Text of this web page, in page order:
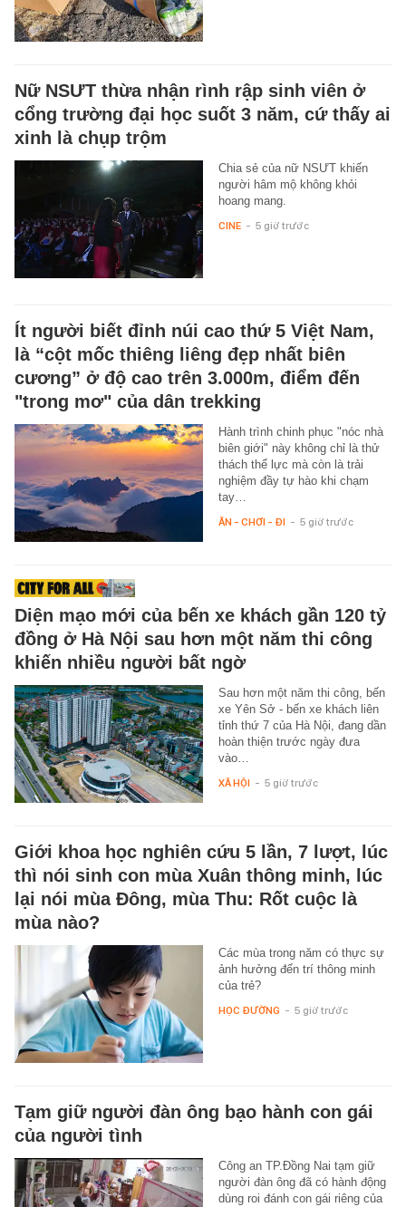
Nữ NSƯT thừa nhận rình rập sinh viên ở
cổng trường đại học suốt 3 năm, cứ thấy ai
xinh là chụp trộm
Chia sẻ của nữ NSƯT khiến
người hâm mộ không khỏi
hoang mang.
CINE - 5 giờ trước
Ít người biết đỉnh núi cao thứ 5 Việt Nam,
là “cột mốc thiêng liêng đẹp nhất biên
cương” ở độ cao trên 3.000m, điểm đến
"trong mơ" của dân trekking
Hành trình chinh phục "nóc nhà
biên giới" này không chỉ là thử
thách thể lực mà còn là trải
nghiệm đầy tự hào khi chạm
tay…
ĂN - CHƠI - ĐI - 5 giờ trước
Diện mạo mới của bến xe khách gần 120 tỷ
đồng ở Hà Nội sau hơn một năm thi công
khiến nhiều người bất ngờ
Sau hơn một năm thi công, bến
xe Yên Sở - bến xe khách liên
tỉnh thứ 7 của Hà Nội, đang dần
hoàn thiện trước ngày đưa
vào…
XÃ HỘI - 5 giờ trước
Giới khoa học nghiên cứu 5 lần, 7 lượt, lúc
thì nói sinh con mùa Xuân thông minh, lúc
lại nói mùa Đông, mùa Thu: Rốt cuộc là
mùa nào?
Các mùa trong năm có thực sự
ảnh hưởng đến trí thông minh
của trẻ?
HỌC ĐƯỜNG - 5 giờ trước
Tạm giữ người đàn ông bạo hành con gái
của người tình
Công an TP.Đồng Nai tạm giữ
người đàn ông đã có hành động
dùng roi đánh con gái riêng của